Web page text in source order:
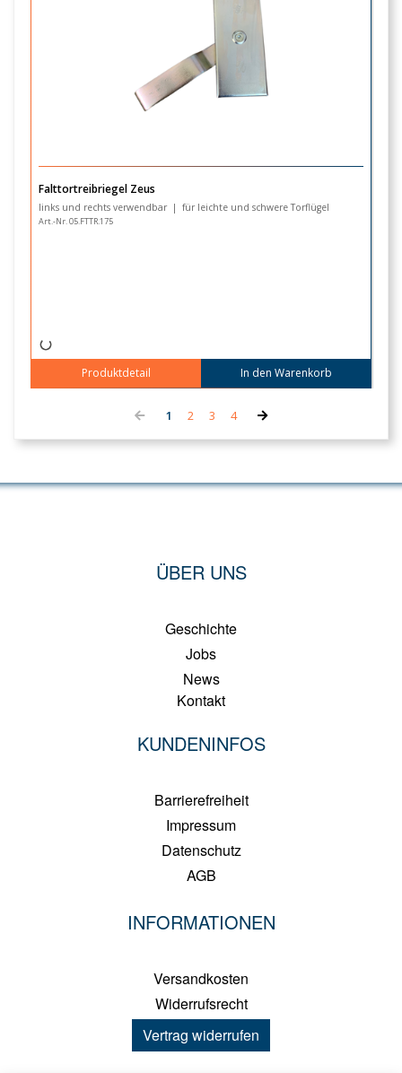
Falttortreibriegel Zeus
links und rechts verwendbar | für leichte und schwere Torflügel
Art.-Nr. 05.FTTR.175
Produktdetail In den Warenkorb
ÜBER UNS
Geschichte
Jobs
News
Kontakt
KUNDENINFOS
Barrierefreiheit
Impressum
Datenschutz
AGB
INFORMATIONEN
Versandkosten
Widerrufsrecht
Vertrag widerrufen